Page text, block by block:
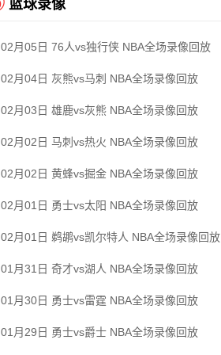
篮球录像
02月05日 76人vs独行侠 NBA全场录像回放
02月04日 灰熊vs马刺 NBA全场录像回放
02月03日 雄鹿vs灰熊 NBA全场录像回放
02月02日 马刺vs热火 NBA全场录像回放
02月02日 黄蜂vs掘金 NBA全场录像回放
02月01日 勇士vs太阳 NBA全场录像回放
02月01日 鹈鹕vs凯尔特人 NBA全场录像回放
01月31日 奇才vs湖人 NBA全场录像回放
01月30日 勇士vs雷霆 NBA全场录像回放
01月29日 勇士vs爵士 NBA全场录像回放